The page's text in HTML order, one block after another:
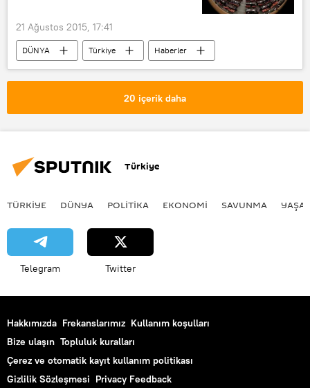
21 Ağustos 2015, 17:41
DÜNYA Türkiye Haberler
20 içerik daha
Türkiye
TÜRKIYE DÜNYA POLİTİKA EKONOMİ SAVUNMA
Telegram Twitter
Hakkımızda Frekanslarımız Kullanım koşulları
Bize ulaşın Topluluk kuralları
Çerez ve otomatik kayıt kullanım politikası
Gizlilik Sözleşmesi Privacy Feedback